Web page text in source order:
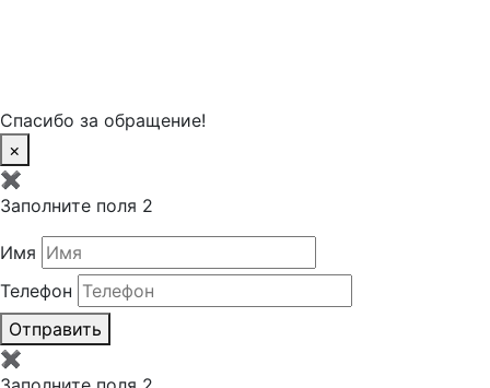
Спасибо за обращение!
×
✖
Заполните поля 2
Имя
Телефон
Отправить
✖